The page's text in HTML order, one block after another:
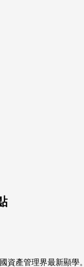
資產管理界最新顯學。